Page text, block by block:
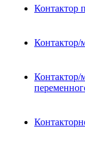
Контактор
Контактор/
Контактор/